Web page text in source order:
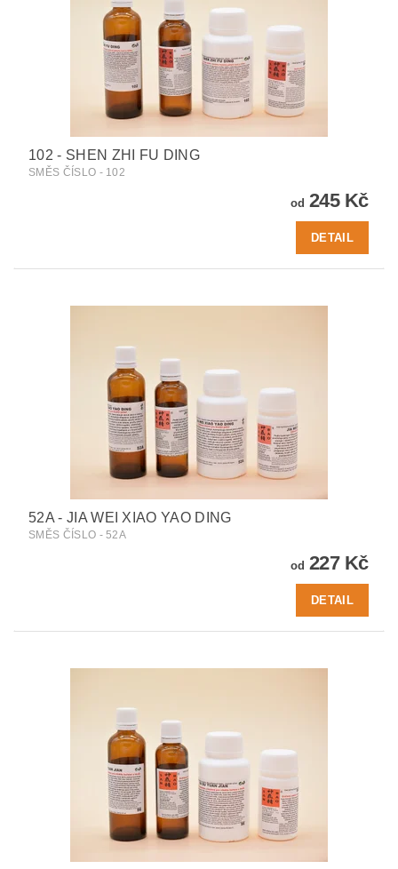
102 - SHEN ZHI FU DING
SMĚS ČÍSLO - 102
od 245 Kč
DETAIL
52A - JIA WEI XIAO YAO DING
SMĚS ČÍSLO - 52A
od 227 Kč
DETAIL